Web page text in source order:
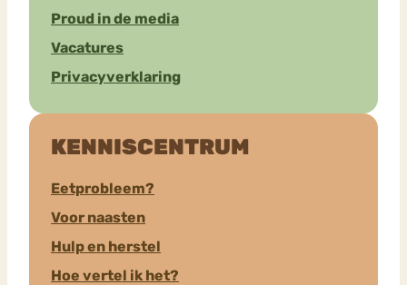
Proud in de media
Vacatures
Privacyverklaring
KENNISCENTRUM
Eetprobleem?
Voor naasten
Hulp en herstel
Hoe vertel ik het?